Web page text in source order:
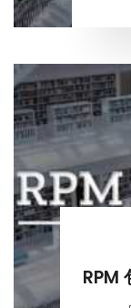
RPM